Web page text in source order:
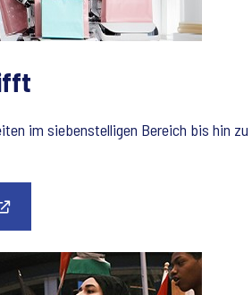
im siebenstelligen Bereich bis hin